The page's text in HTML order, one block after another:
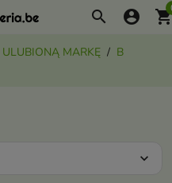
search account_circle
MARKĘ
B
expand_more